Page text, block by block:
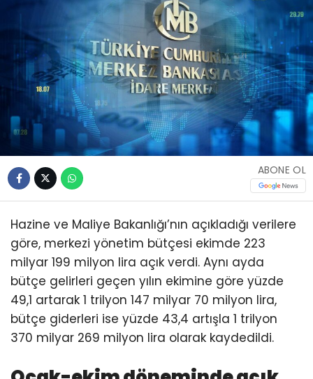
ABONE OL
Hazine ve Maliye Bakanlığı’nın açıkladığı verilere
göre, merkezi yönetim bütçesi ekimde 223
milyar 199 milyon lira açık verdi. Aynı ayda
bütçe gelirleri geçen yılın ekimine göre yüzde
49,1 artarak 1 trilyon 147 milyar 70 milyon lira,
bütçe giderleri ise yüzde 43,4 artışla 1 trilyon
370 milyar 269 milyon lira olarak kaydedildi.